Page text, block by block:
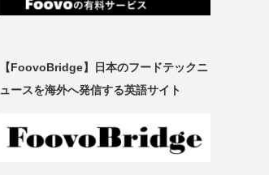
【FoovoBridge】日本のフードテックニ
ュースを海外へ発信する英語サイト